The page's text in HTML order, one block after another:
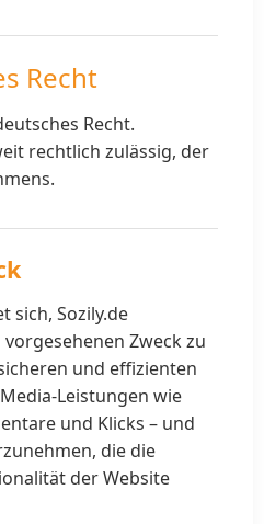
Recht
Recht.
rechtlich zulässig, der
sich, Sozily.de
Zweck zu
und effizienten
Leistungen wie
und Klicks – und
die die
der Website